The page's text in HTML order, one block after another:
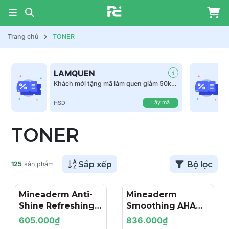
Trang chủ TONER
LAMQUEN
Khách mới tặng mã làm quen giảm 50k
HSD: Lấy mã
TONER
125 sản phẩm Sắp xếp Bộ lọc
Mineaderm Anti-
Shine Refreshing
Tonic – Nước Cân
605.000₫
Mineaderm
Smoothing AHA
BHA Toner – Nước
836.000₫